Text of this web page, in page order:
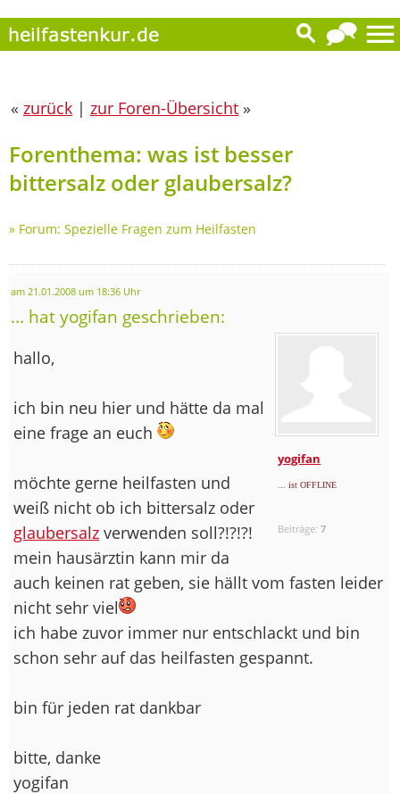
« zurück | zur Foren-Übersicht »
Forenthema: was ist besser
bittersalz oder glaubersalz?
» Forum: Spezielle Fragen zum Heilfasten
am 21.01.2008 um 18:36 Uhr
... hat yogifan geschrieben:
yogifan
... ist OFFLINE
Beiträge:7
hallo,
ich bin neu hier und hätte da mal
eine frage an euch
möchte gerne heilfasten und
weiß nicht ob ich bittersalz oder
glaubersalz verwenden soll?!?!?!
mein hausärztin kann mir da
auch keinen rat geben, sie hällt vom fasten leider
nicht sehr viel
ich habe zuvor immer nur entschlackt und bin
schon sehr auf das heilfasten gespannt.
bin für jeden rat dankbar
bitte, danke
yogifan